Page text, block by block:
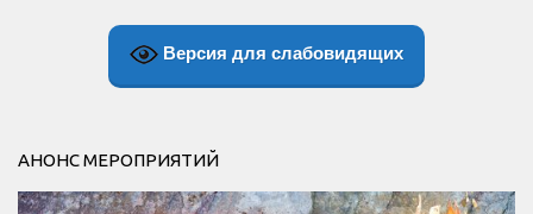
Версия для слабовидящих
АНОНС МЕРОПРИЯТИЙ